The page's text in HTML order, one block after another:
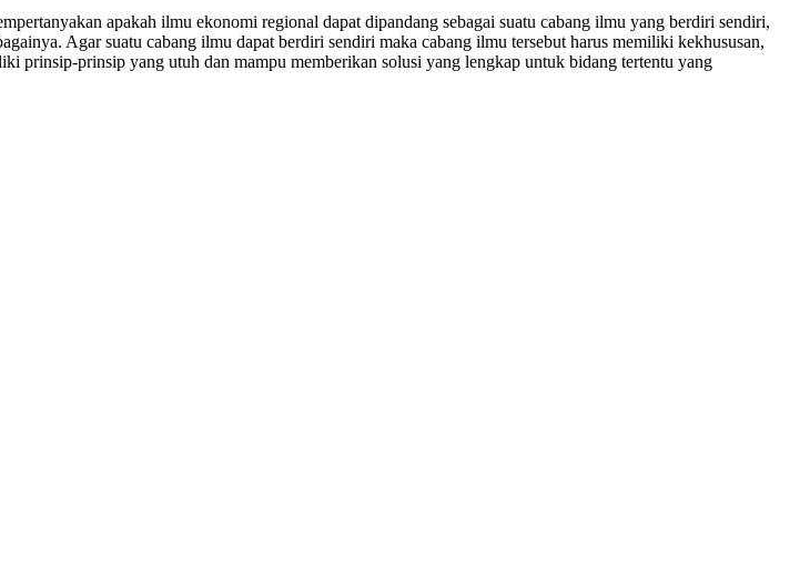
apakah ilmu ekonomi regional dapat dipandang sebagai suatu cabang ilmu yang berdiri sendiri,
Agar suatu cabang ilmu dapat berdiri sendiri maka cabang ilmu tersebut harus memiliki kekhususan,
prinsip-prinsip yang utuh dan mampu memberikan solusi yang lengkap untuk bidang tertentu yang